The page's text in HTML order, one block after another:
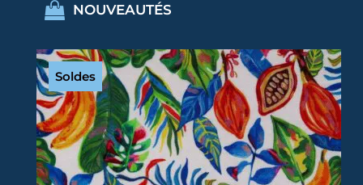
NOUVEAUTÉS
Soldes